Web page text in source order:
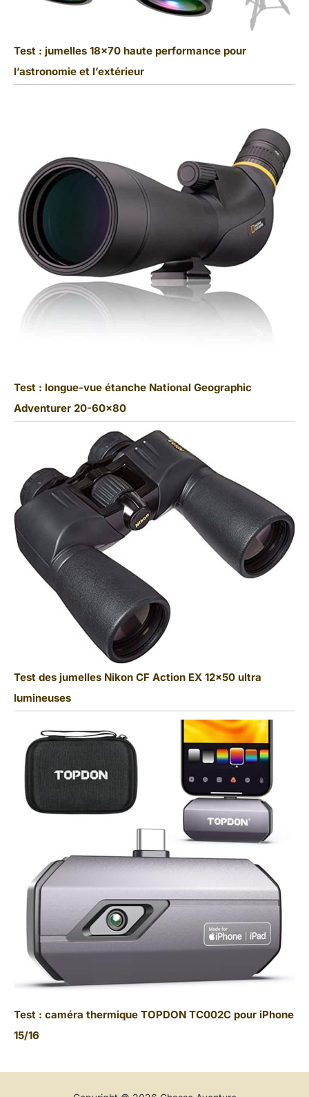
Test : jumelles 18×70 haute performance pour
l’astronomie et l’extérieur
Test : longue-vue étanche National Geographic
Adventurer 20-60×80
Test des jumelles Nikon CF Action EX 12×50 ultra
lumineuses
Test : caméra thermique TOPDON TC002C pour iPhone
15/16